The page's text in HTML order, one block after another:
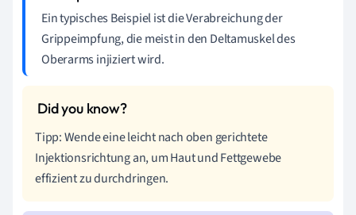
Ein typisches Beispiel ist die Verabreichung der
Grippeimpfung, die meist in den Deltamuskel des
Oberarms injiziert wird.
Tipp: Wende eine leicht nach oben gerichtete
Injektionsrichtung an, um Haut und Fettgewebe
effizient zu durchdringen.